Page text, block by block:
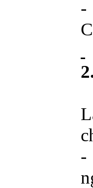
-
-